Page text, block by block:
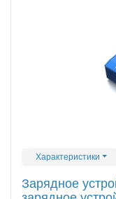
Характеристики
Зарядное